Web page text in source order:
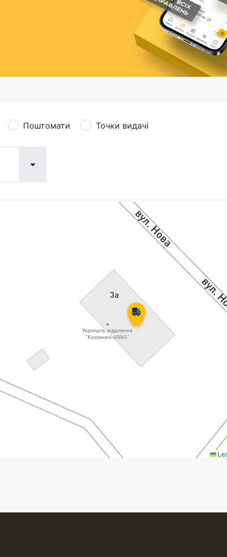
Каталог
Поштомати Точки видачі
Стандарт/тариф «Базовий»
Фінансові послуги:
Термінові
Перекази
Комунальні та